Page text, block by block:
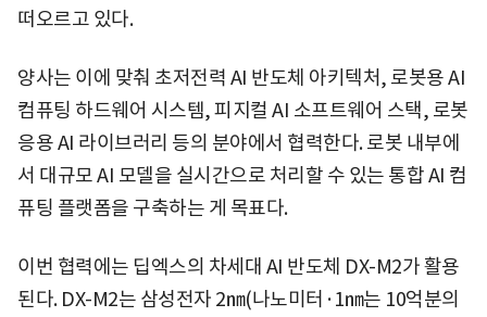
떠오르고 있다.
양사는 이에 맞춰 초저전력 AI 반도체 아키텍처, 로봇용 AI
컴퓨팅 하드웨어 시스템, 피지컬 AI 소프트웨어 스택, 로봇
응용 AI 라이브러리 등의 분야에서 협력한다. 로봇 내부에
서 대규모 AI 모델을 실시간으로 처리할 수 있는 통합 AI 컴
퓨팅 플랫폼을 구축하는 게 목표다.
이번 협력에는 딥엑스의 차세대 AI 반도체 DX-M2가 활용
된다. DX-M2는 삼성전자 2㎚(나노미터·1㎚는 10억분의